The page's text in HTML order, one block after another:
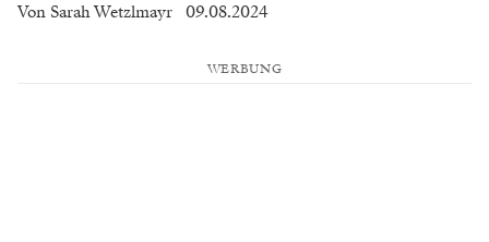
Von Sarah Wetzlmayr 09.08.2024
WERBUNG